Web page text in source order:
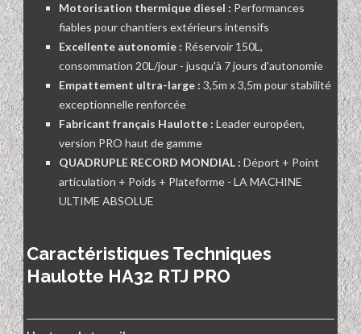
Motorisation thermique diesel : Performances
fiables pour chantiers extérieurs intensifs
Excellente autonomie : Réservoir 150L,
consommation 20L/jour - jusqu'à 7 jours d'autonomie
Empattement ultra-large : 3,5m x 3,5m pour stabilité
exceptionnelle renforcée
Fabricant français Haulotte : Leader européen,
version PRO haut de gamme
QUADRUPLE RECORD MONDIAL : Déport + Point
articulation + Poids + Plateforme - LA MACHINE
ULTIME ABSOLUE
Caractéristiques Techniques
Haulotte HA32 RTJ PRO